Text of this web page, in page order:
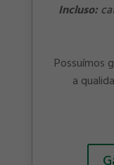
Incluso:
Possuímos
a